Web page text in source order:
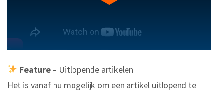
Feature– Uitlopende artikelen
Het is vanaf nu mogelijk om een artikel uitlopend te